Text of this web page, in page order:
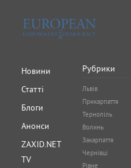
Новини
Статті
Блоги
Анонси
ZAXID.NET
TV
Рубрики
Львів
Прикарпаття
Тернопіль
Волинь
Закарпаття
Чернівці
Рівне